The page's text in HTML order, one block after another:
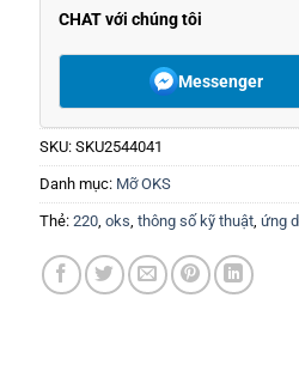
CHAT với chúng tôi
Messenger
SKU: SKU2544041
Danh mục: Mỡ OKS
Thẻ: 220, oks, thông số kỹ thuật, ứng